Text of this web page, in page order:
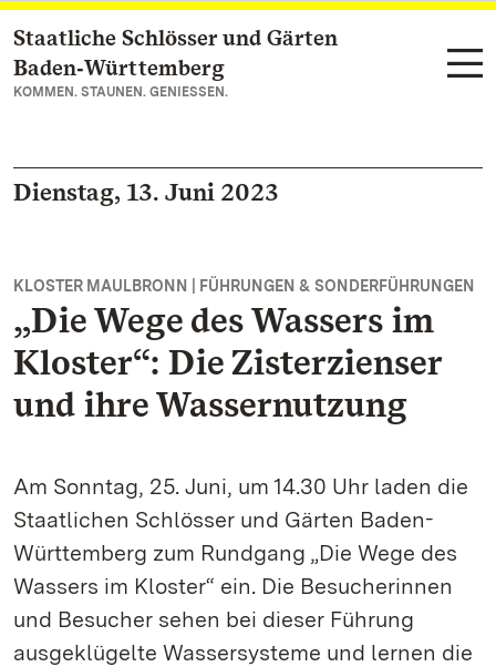
Zum Hauptinhalt springen
Staatliche Schlösser und Gärten
Baden‑Württemberg
KOMMEN. STAUNEN. GENIESSEN.
Dienstag, 13. Juni 2023
KLOSTER MAULBRONN | FÜHRUNGEN & SONDERFÜHRUNGEN
„Die Wege des Wassers im
Kloster“: Die Zisterzienser
und ihre Wassernutzung
Am Sonntag, 25. Juni, um 14.30 Uhr laden die
Staatlichen Schlösser und Gärten Baden-
Württemberg zum Rundgang „Die Wege des
Wassers im Kloster“ ein. Die Besucherinnen
und Besucher sehen bei dieser Führung
ausgeklügelte Wassersysteme und lernen die